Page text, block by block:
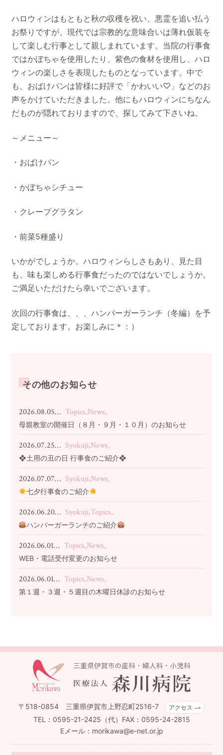
ハロウィンはもともと秋の収穫を祝い、悪霊を追い払う
お祭りですが、現代では宗教的な意味合いは薄れ仮装を
して楽しむ行事として親しまれています。当院の行事食
ではかぼちゃを使用したり、紫色の食材を使用し、ハロ
ウィンの楽しさを表現したものとなっています。中で
も、おばけパンは皆様に好評で「かわいい♡」などのお
声をかけていただきました。他にもハロウィンにちなん
だものが隠れておりますので、探してみて下さいね。
～メニュー～
・おばけパン
・かぼちゃシチュー
・クレープグラタン
・前菜5種盛り
いかがでしょうか。ハロウィンらしさもあり、見た目
も、味も楽しめる行事食だったのではないでしょうか。
ご満足いただけたら幸いでございます。
次回の行事食は、、、ハンバーガーランチ（冬編）を予
定しております。お楽しみに＊：）
その他のお知らせ
2026.08.05… Topics,News,
母親教室の開催日（８月・９月・１０月）のお知らせ
2026.07.25… Syokuji,News,
❖土用の丑の日 行事食のご紹介❖
2026.07.07… Syokuji,News,
七夕行事食のご紹介
2026.06.20… Syokuji,Topics,
ハンバーガーランチのご紹介
2026.06.01… Topics,News,
WEB・電話受付変更のお知らせ
2026.06.01… Topics,News,
第１週・３週・５週目の木曜日休診のお知らせ
〒518-0854 三重県伊賀市上野忍町2516-7 アクセス
TEL：0595-21-2425（代）FAX：0595-24-2815
Eメール：morikawa@e-net.or.jp